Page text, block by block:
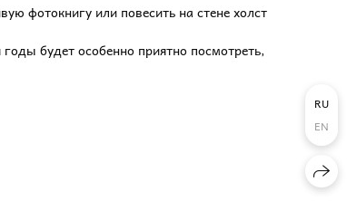
фотокнигу или повесить на стене холст
будет особенно приятно посмотреть,
RU
EN